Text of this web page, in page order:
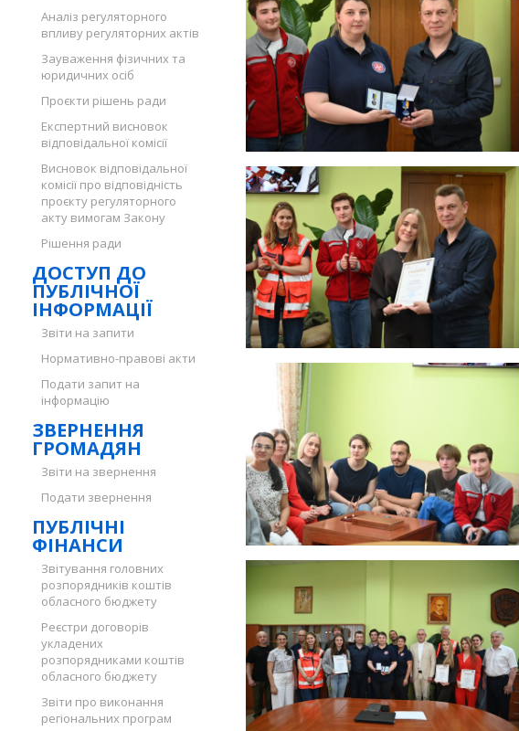
Аналіз регуляторного
впливу регуляторних актів
Зауваження фізичних та
юридичних осіб
Проєкти рішень ради
Експертний висновок
відповідальної комісії
Висновок відповідальної
комісії про відповідність
проєкту регуляторного
акту вимогам Закону
Рішення ради
ДОСТУП ДО
ПУБЛІЧНОЇ
ІНФОРМАЦІЇ
Звіти на запити
Нормативно-правові акти
Подати запит на
інформацію
ЗВЕРНЕННЯ
ГРОМАДЯН
Звіти на звернення
Подати звернення
ПУБЛІЧНІ
ФІНАНСИ
Звітування головних
розпорядників коштів
обласного бюджету
Реєстри договорів
укладених
розпорядниками коштів
обласного бюджету
Звіти про виконання
регіональних програм